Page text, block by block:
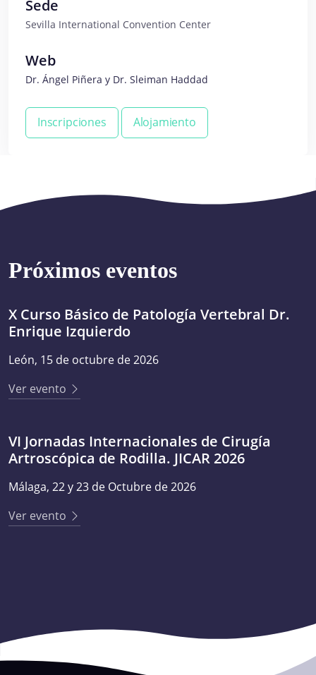
Sede
Sevilla International Convention Center
Web
Dr. Ángel Piñera y Dr. Sleiman Haddad
Inscripciones Alojamiento
Próximos eventos
X Curso Básico de Patología Vertebral Dr.
Enrique Izquierdo
León, 15 de octubre de 2026
Ver evento
VI Jornadas Internacionales de Cirugía
Artroscópica de Rodilla. JICAR 2026
Málaga, 22 y 23 de Octubre de 2026
Ver evento